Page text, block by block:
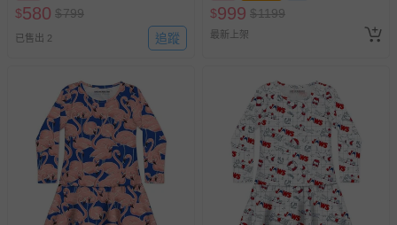
$580 $799
已售出 2 追蹤
$999 $1199
最新上架